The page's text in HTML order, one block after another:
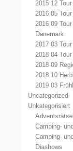
2015 12
2016 05
2016 09
Dänemark
2017 03
2018 04
2018 09
2018 10
2019 03
Uncategorized
Unkategorisiert
Camping-
Camping-
Diashows